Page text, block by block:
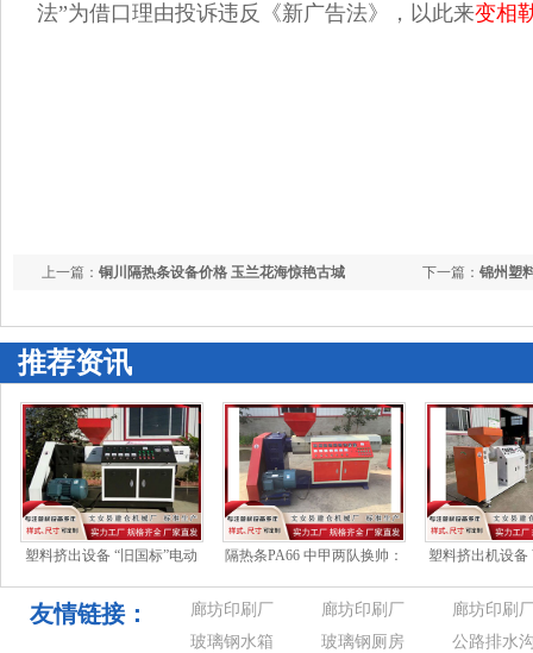
法”为借口理由投诉违反《新广告法》，以此来变相
下一篇： 锦州塑
上一篇： 铜川隔热条设备价格 玉兰花海惊艳古城
推荐资讯
塑料挤出设备 “旧国标”电动
购买的还
隔热条PA66 中甲两队换帅：
重回
塑料挤出机设备
高增+
友情链接： 廊坊印刷厂 廊坊印刷厂
廊坊印刷
玻璃钢水箱
玻璃钢厕房 公路排水